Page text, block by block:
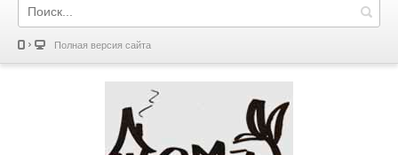
Полная версия сайта